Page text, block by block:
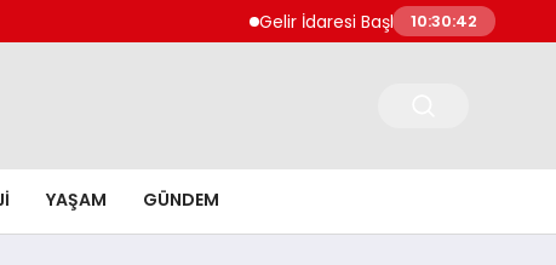
Gelir İdaresi Başkanlığı 80 İlde 860 Uzman
10:30:43
YAŞAM GÜNDEM